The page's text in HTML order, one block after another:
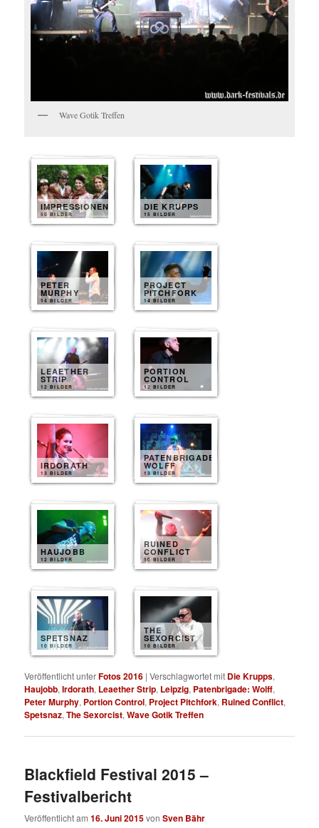
Wave Gotik Treffen
IMPRESSIONEN
50 BILDER
DIE KRUPPS
15 BILDER
PETER
MURPHY
14 BILDER
PROJECT
PITCHFORK
14 BILDER
LEAETHER
STRIP
12 BILDER
PORTION
CONTROL
12 BILDER
IRDORATH
13 BILDER
PATENBRIGADE
WOLFF
13 BILDER
HAUJOBB
12 BILDER
RUINED
CONFLICT
10 BILDER
SPETSNAZ
10 BILDER
THE
SEXORCIST
10 BILDER
Veröffentlicht unterFotos 2016 |Verschlagwortet mit Die Krupps,
Haujobb,Irdorath, Leaether Strip, Leipzig, Patenbrigade: Wolff,
Peter Murphy, Portion Control, Project Pitchfork, Ruined Conflict,
Spetsnaz,The Sexorcist,Wave Gotik Treffen
Blackfield Festival 2015 –
Festivalbericht
Veröffentlicht am16. Juni 2015vonSven Bähr